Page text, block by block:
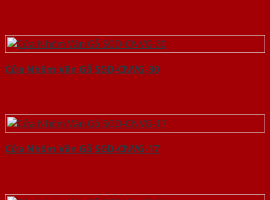
Cửa Nhôm Vân Gỗ SGD-CNVG-30
Cửa Nhôm Vân Gỗ SGD-CNVG-17